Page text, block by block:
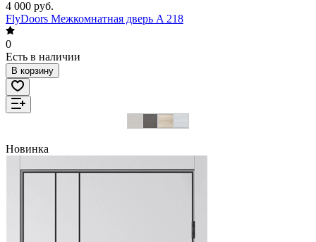
4 000 руб.
FlyDoors Межкомнатная дверь A 218
0
Есть в наличии
В корзину
Новинка